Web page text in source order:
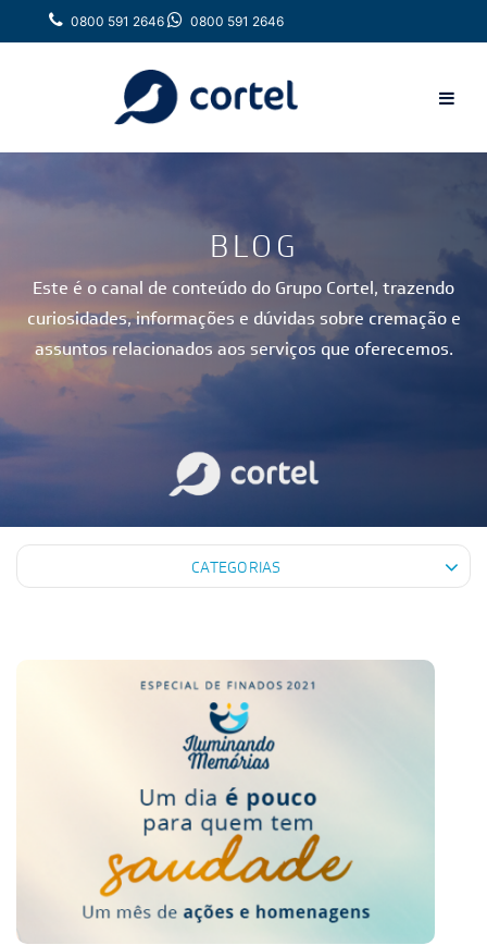
0800 591 2646 0800 591 2646
BLOG
Este é o canal de conteúdo do Grupo Cortel, trazendo
curiosidades, informações e dúvidas sobre cremação e
assuntos relacionados aos serviços que oferecemos.
CATEGORIAS